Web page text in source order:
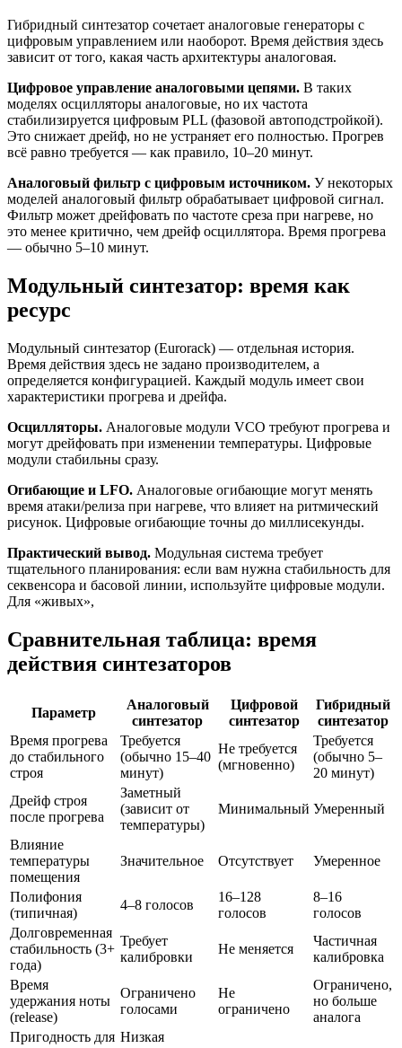
Гибридный синтезатор сочетает аналоговые генераторы с
цифровым управлением или наоборот. Время действия здесь
зависит от того, какая часть архитектуры аналоговая.
Цифровое управление аналоговыми цепями. В таких
моделях осцилляторы аналоговые, но их частота
стабилизируется цифровым PLL (фазовой автоподстройкой).
Это снижает дрейф, но не устраняет его полностью. Прогрев
всё равно требуется — как правило, 10–20 минут.
Аналоговый фильтр с цифровым источником. У некоторых
моделей аналоговый фильтр обрабатывает цифровой сигнал.
Фильтр может дрейфовать по частоте среза при нагреве, но
это менее критично, чем дрейф осциллятора. Время прогрева
— обычно 5–10 минут.
Модульный синтезатор: время как
ресурс
Модульный синтезатор (Eurorack) — отдельная история.
Время действия здесь не задано производителем, а
определяется конфигурацией. Каждый модуль имеет свои
характеристики прогрева и дрейфа.
Осцилляторы. Аналоговые модули VCO требуют прогрева и
могут дрейфовать при изменении температуры. Цифровые
модули стабильны сразу.
Огибающие и LFO. Аналоговые огибающие могут менять
время атаки/релиза при нагреве, что влияет на ритмический
рисунок. Цифровые огибающие точны до миллисекунды.
Практический вывод. Модульная система требует
тщательного планирования: если вам нужна стабильность для
секвенсора и басовой линии, используйте цифровые модули.
Для «живых»,
Сравнительная таблица: время
действия синтезаторов
Параметр
Аналоговый
синтезатор
Цифровой
синтезатор
Гибридный
синтезатор
Время прогрева
до стабильного
строя
Требуется
(обычно 15–40
минут)
Не требуется
(мгновенно)
Требуется
(обычно 5–
20 минут)
Дрейф строя
после прогрева
Заметный
(зависит от
температуры)
Минимальный Умеренный
Влияние
температуры
помещения
Значительное Отсутствует Умеренное
Полифония
(типичная)
4–8 голосов
16–128
голосов
8–16
голосов
Долговременная
стабильность (3+
года)
Требует
калибровки
Не меняется
Частичная
калибровка
Время
удержания ноты
(release)
Ограничено
голосами
Не
ограничено
Ограничено,
но больше
аналога
Пригодность для Низкая